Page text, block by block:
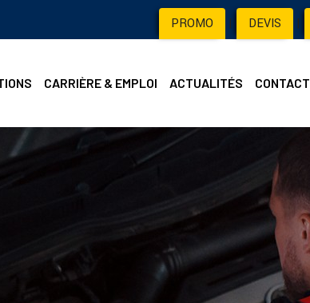
PROMO | DEVIS |
CARRIÈRE & EMPLOI ACTUALITÉS CONTACT